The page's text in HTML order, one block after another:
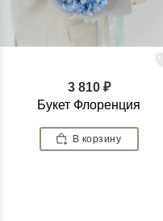
3 810 ₽
Букет Флоренция
В корзину